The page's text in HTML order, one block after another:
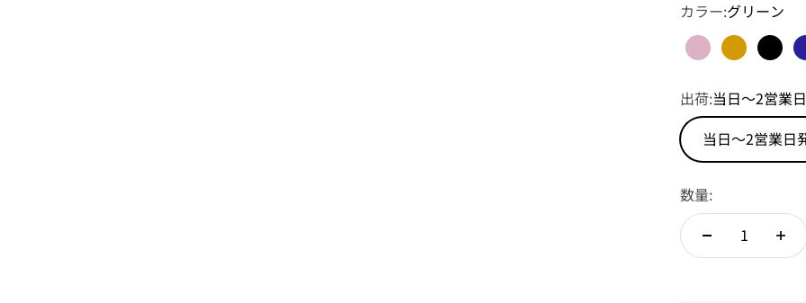
カラー:グリーン
ローズゴールド
シャンパ
ブラ
出荷:当日～2営業
当日～2営業日
数量: